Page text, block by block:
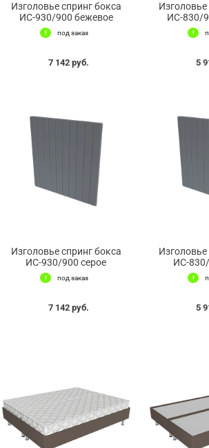
Изголовье спринг бокса
ИС-930/900 бежевое
под заказ
7 142 руб.
Изголовье
ИС-830/
5
Изголовье спринг бокса
ИС-930/900 серое
под заказ
7 142 руб.
Изголовье
ИС-
5